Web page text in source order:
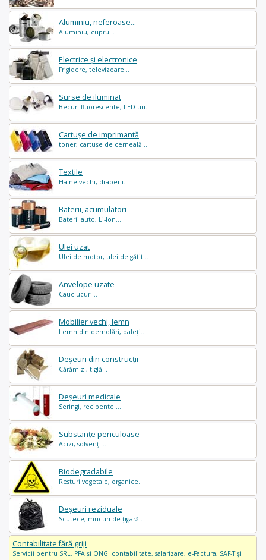
Aluminiu, neferoase...
Aluminiu, cupru...
Electrice și electronice
Frigidere, televizoare...
Surse de iluminat
Becuri fluorescente, LED-uri...
Cartușe de imprimantă
toner, cartușe de cerneală...
Textile
Haine vechi, draperii...
Baterii, acumulatori
Baterii auto, Li-Ion...
Ulei uzat
Ulei de motor, ulei de gătit...
Anvelope uzate
Cauciucuri...
Mobilier vechi, lemn
Lemn din demolări, paleți...
Deșeuri din construcții
Cărămizi, tiglă...
Deșeuri medicale
Seringi, recipente ...
Substanțe periculoase
Acizi, solvenți ...
Biodegradabile
Resturi vegetale, organice..
Deșeuri reziduale
Scutece, mucuri de țigară..
Contabilitate fără griji
Servicii pentru SRL, PFA și ONG: contabilitate, salarizare, e-Factura, SAF-T și